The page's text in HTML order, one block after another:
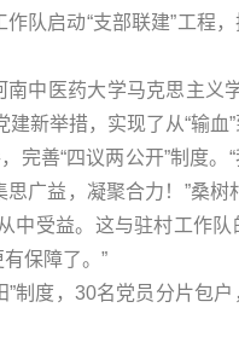
队启动“支部联建”工程
中医药大学马克思主义
新举措，实现了从“输血”
完善“四议两公开”制度
广益，凝聚合力！”桑
中受益。这与驻村工作
保障了。”
”制度，30名党员分片包